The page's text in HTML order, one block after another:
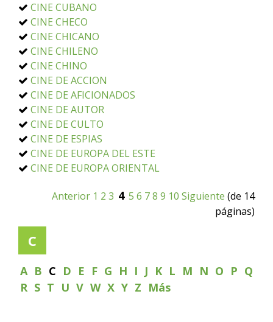
CINE CUBANO
CINE CHECO
CINE CHICANO
CINE CHILENO
CINE CHINO
CINE DE ACCION
CINE DE AFICIONADOS
CINE DE AUTOR
CINE DE CULTO
CINE DE ESPIAS
CINE DE EUROPA DEL ESTE
CINE DE EUROPA ORIENTAL
Anterior 1 2 3 4 5 6 78 9 10 Siguiente (de 14
páginas)
C
A B C D E F G H I J K L M N O P Q
R S T U V W X Y Z Más